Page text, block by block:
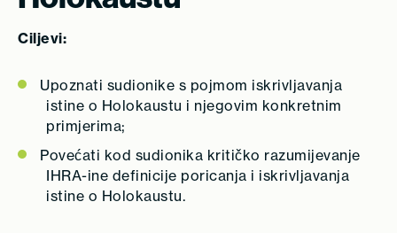
Ciljevi:
Upoznati sudionike s pojmom iskrivljavanja
istine o Holokaustu i njegovim konkretnim
primjerima;
Povećati kod sudionika kritičko razumijevanje
IHRA-ine definicije poricanja i iskrivljavanja
istine o Holokaustu.